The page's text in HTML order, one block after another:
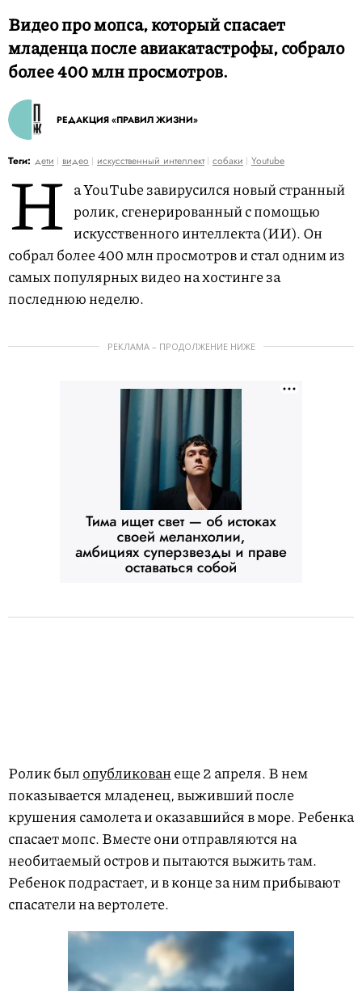
Видео про мопса, который спасает
младенца после авиакатастрофы, собрало
более 400 млн просмотров.
РЕДАКЦИЯ «ПРАВИЛ ЖИЗНИ»
Теги: дети видео искусственный интеллект собаки Youtube
Н а YouTube завирусился новый странный
ролик, сгенерированный с помощью
искусственного интеллекта (ИИ). Он
собрал более 400 млн просмотров и стал одним из
самых популярных видео на хостинге за
последнюю неделю.
РЕКЛАМА – ПРОДОЛЖЕНИЕ НИЖЕ
Ролик былопубликованеще 2 апреля. В нем
показывается младенец, выживший после
крушения самолета и оказавшийся в море. Ребенка
спасает мопс. Вместе они отправляются на
необитаемый остров и пытаются выжить там.
Ребенок подрастает, и в конце за ним прибывают
спасатели на вертолете.